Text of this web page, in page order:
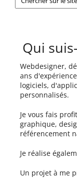
Qui
Webdesigner,
ans
logiciels,
personnalisés.
Je vous fais
graphique,
référencement
Je réalise
Un projet à me